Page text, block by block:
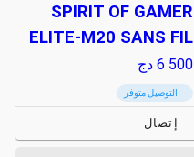
SPIRIT OF GAMER
ELITE-M20 SANS FIL
6 500 دج
التوصيل متوفر
إتصال